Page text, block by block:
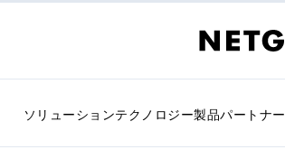
ソリューションテクノロジー製品パートナー